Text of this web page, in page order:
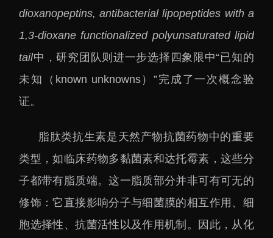
深圳合成生物研究重大
科技基础设施
中欧创新医药与健康研
究中心
dioxanopeptins, antibacterial lipopeptides with a
1,3-dioxane functionalized polyunsaturated lipid
tail中，研究团队则进一步选择四象限中“已知的
未知（known unknowns）”完成了一次概念验
证。
脂肽类抗生素是天然产物抗菌药物中的重要
类型，如临床药物多黏菌素和达托霉素，这些分
子都带有脂质端。这一脂质部分并非可有可无的
修饰：它直接影响分子与细菌膜的相互作用、细
胞选择性、抗菌活性以及作用机制。因此，从化